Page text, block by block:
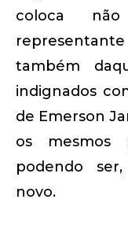
coloca
também
indignados
de Emerson
os mesmos
podendo
novo.